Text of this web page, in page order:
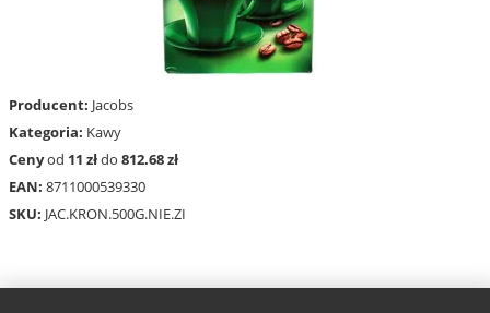
Producent: Jacobs
Kategoria: Kawy
Cenyod 11 złdo 812.68 zł
EAN: 8711000539330
SKU: JAC.KRON.500G.NIE.ZI